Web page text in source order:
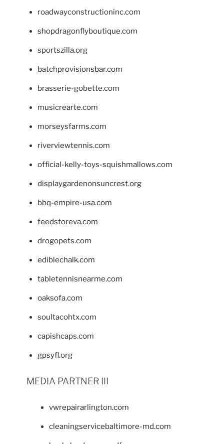
roadwayconstructioninc.com
shopdragonflyboutique.com
sportszilla.org
batchprovisionsbar.com
brasserie-gobette.com
musicrearte.com
morseysfarms.com
riverviewtennis.com
official-kelly-toys-squishmallows.com
displaygardenonsuncrest.org
bbq-empire-usa.com
feedstoreva.com
drogopets.com
ediblechalk.com
tabletennisnearme.com
oaksofa.com
soultacohtx.com
capishcaps.com
gpsyfl.org
MEDIA PARTNER III
vwrepairarlington.com
cleaningservicebaltimore-md.com